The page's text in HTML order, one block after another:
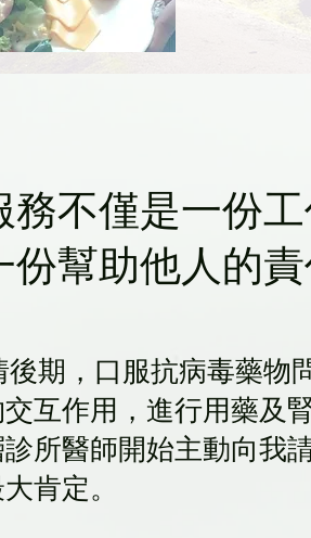
務不僅是一份
份幫助他人的
，口服抗病毒藥物
互作用，進行用藥及
所醫師開始主動向我
肯定。